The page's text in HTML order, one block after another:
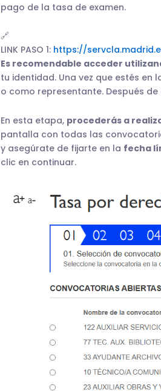
pago de la tasa de examen.
🔗
LINK PASO 1: https://
Es recomendable acceder
tu identidad. Una vez que estés
o como representante. Después
En esta etapa, procederás a
pantalla con todas las
y asegúrate de fijarte en la fecha
clic en continuar.